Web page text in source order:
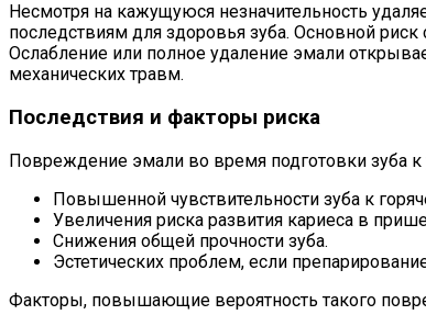
Несмотря на кажущуюся незначительность
последствиям для здоровья зуба. Основной
Ослабление или полное удаление эмали
механических травм.
Последствия и факторы риска
Повреждение эмали во время подготовки зуба
Повышенной чувствительности зуба к
Увеличения риска развития кариеса в
Снижения общей прочности зуба.
Эстетических проблем, если
Факторы, повышающие вероятность такого